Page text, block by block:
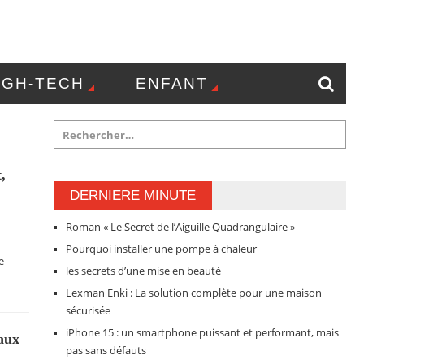
TECH ENFANT
CONTACT
DERNIERE MINUTE
Roman « Le Secret de l’Aiguille Quadrangulaire »
Pourquoi installer une pompe à chaleur
les secrets d’une mise en beauté
Lexman Enki : La solution complète pour une maison
sécurisée
iPhone 15 : un smartphone puissant et performant, mais
pas sans défauts